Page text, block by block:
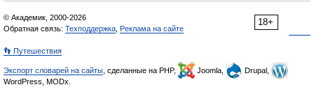
18+
© Академик, 2000-2026
Обратная связь: Техподдержка Реклама на сайте
👣 Путешествия
Экспорт словарей на сайты , сделанные на PHP, Joomla,
Drupal,
WordPress, MODx.